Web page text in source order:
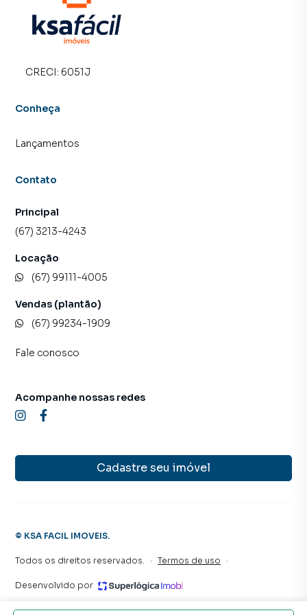
proprietários e inquilinos.
CRECI: 6051J
Conheça
Lançamentos
Contato
Principal
(67) 3213-4243
Locação
(67) 99111-4005
Vendas (plantão)
(67) 99234-1909
Fale conosco
Cadastre seu imóvel
Acompanhe nossas redes
© KSA FACIL IMOVEIS.
Todos os direitos reservados. · Termos de uso ·
Desenvolvido por